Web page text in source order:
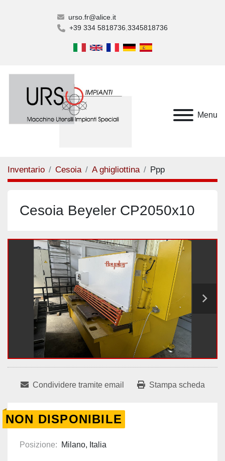
urso.fr@alice.it
+39 334 5818736 3345818736
Menu
Inventario Cesoia A ghigliottina Ppp
Cesoia Beyeler CP2050x10
Condividere tramite email Stampa scheda
NON DISPONIBILE
Posizione: Milano, Italia